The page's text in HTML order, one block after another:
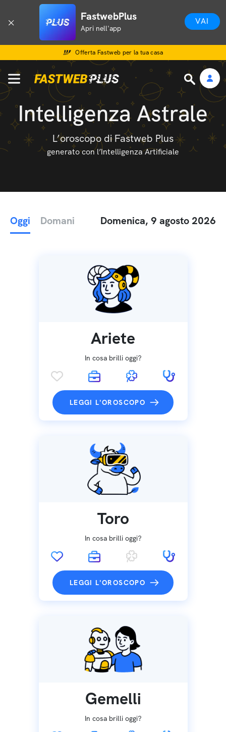
FastwebPlus
Apri nell'app
VAI
Offerta Fastweb per la tua casa
Intelligenza Astrale
L’oroscopo di Fastweb Plus
generato con l’Intelligenza Artificiale
Oggi Domani Domenica, 9 agosto 2026
Ariete
In cosa brilli oggi?
LEGGI L'OROSCOPO
Toro
In cosa brilli oggi?
LEGGI L'OROSCOPO
Gemelli
In cosa brilli oggi?